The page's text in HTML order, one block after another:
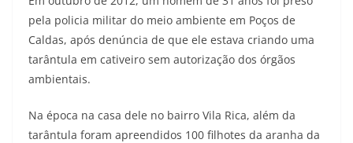
pela policia militar do meio ambiente em Poços de
Caldas, após denúncia de que ele estava criando uma
tarântula em cativeiro sem autorização dos órgãos
ambientais.
Na época na casa dele no bairro Vila Rica, além da
tarântula foram apreendidos 100 filhotes da aranha da